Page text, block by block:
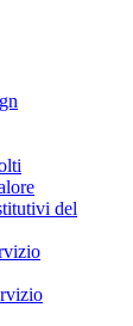
del